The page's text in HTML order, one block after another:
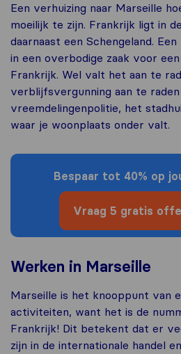
Een verhuizing naar Marseille
moeilijk te zijn. Frankrijk ligt in
daarnaast een Schengeland. Een
in een overbodige zaak voor
Frankrijk. Wel valt het aan te
verblijfsvergunning aan te
vreemdelingenpolitie, het
waar je woonplaats onder valt.
Bespaar tot 40% op
Vraag 5 gratis
Werken in Marseille
Marseille is het knooppunt van
activiteiten, want het is de
Frankrijk! Dit betekent dat er
zijn in de internationale handel